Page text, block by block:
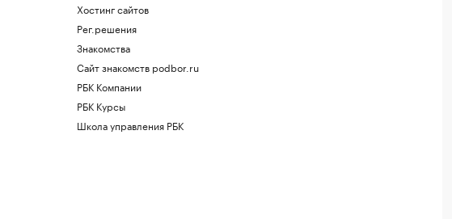
Хостинг сайтов
Рег.решения
Знакомства
Сайт знакомств podbor.ru
РБК Компании
РБК Курсы
Школа управления РБК